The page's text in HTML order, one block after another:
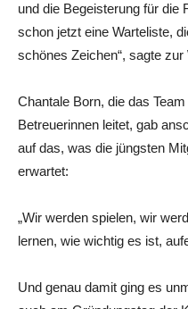
und die Begeisterung für die
schon jetzt eine Warteliste,
schönes Zeichen“, sagte zur
Chantale Born, die das
Betreuerinnen leitet, gab
auf das, was die jüngsten
erwartet:
„Wir werden spielen, wir
lernen, wie wichtig es ist,
Und genau damit ging es